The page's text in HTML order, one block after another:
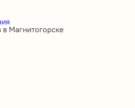
Магнитогорске